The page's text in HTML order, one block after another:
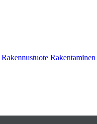
Rakennustuote Rakentaminen